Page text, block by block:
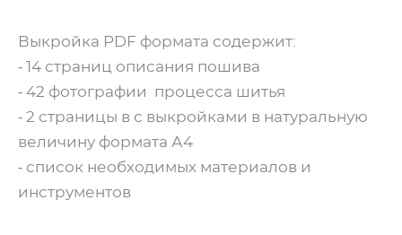
Выкройка PDF формата содержит:
⁃ 14 страниц описания пошива
⁃ 42 фотографии процесса шитья
⁃ 2 страницы в с выкройками в натуральную
величину формата А4
⁃ список необходимых материалов и
инструментов